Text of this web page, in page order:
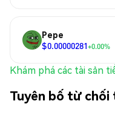
Pepe
$0.00000281+0.00%
Khám phá các tài sản
Tuyên bố từ chối